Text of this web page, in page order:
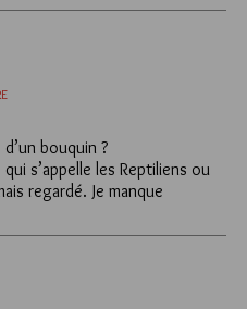
bouquin ?
s’appelle les Reptiliens ou
regardé. Je manque